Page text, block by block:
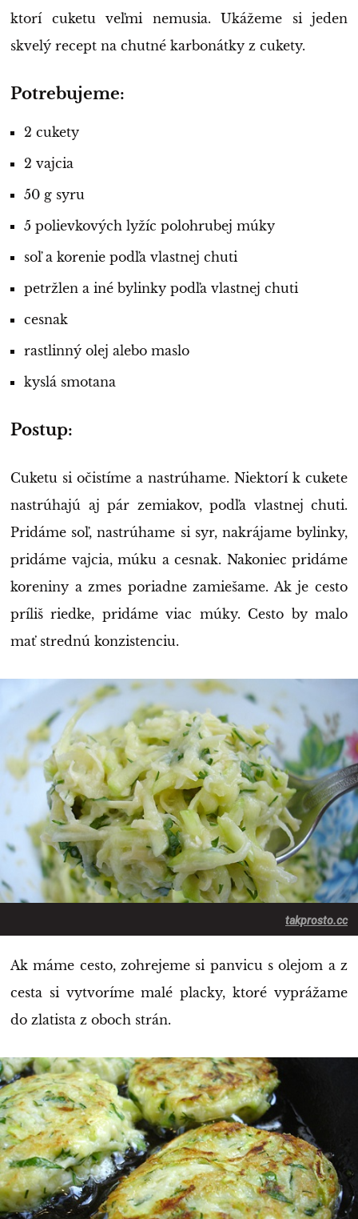
ktorí cuketu veľmi nemusia. Ukážeme si jeden
skvelý recept na chutné karbonátky z cukety.
Potrebujeme:
2 cukety
2 vajcia
50 g syru
5 polievkových lyžíc polohrubej múky
soľ a korenie podľa vlastnej chuti
petržlen a iné bylinky podľa vlastnej chuti
cesnak
rastlinný olej alebo maslo
kyslá smotana
Postup:
Cuketu si očistíme a nastrúhame. Niektorí k cukete
nastrúhajú aj pár zemiakov, podľa vlastnej chuti.
Pridáme soľ, nastrúhame si syr, nakrájame bylinky,
pridáme vajcia, múku a cesnak. Nakoniec pridáme
koreniny a zmes poriadne zamiešame. Ak je cesto
príliš riedke, pridáme viac múky. Cesto by malo
mať strednú konzistenciu.
takprosto.cc
Ak máme cesto, zohrejeme si panvicu s olejom a z
cesta si vytvoríme malé placky, ktoré vyprážame
do zlatista z oboch strán.